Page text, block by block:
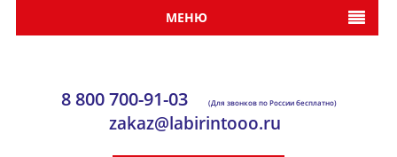
МЕНЮ
8 800 700-91-03 (Для звонков по России бесплатно)
zakaz@labirintooo.ru